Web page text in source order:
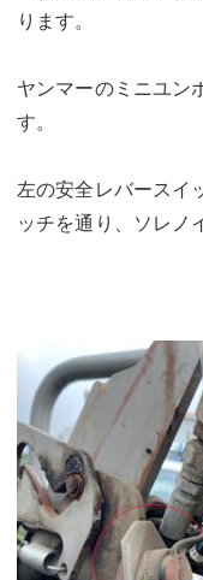
ります。
ヤンマーのミニユン
す。
左の安全レバースイ
ッチを通り、ソレノ